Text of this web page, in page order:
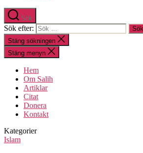
Sök
Sök efter:
Stäng sökningen
Stäng menyn
Hem
Om Salih
Artiklar
Citat
Donera
Kontakt
Kategorier
Islam